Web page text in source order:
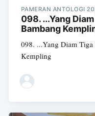
PAMERAN ANTOLOGI
098. ...Yang
Bambang
098. ...Yang Diam
Kempling